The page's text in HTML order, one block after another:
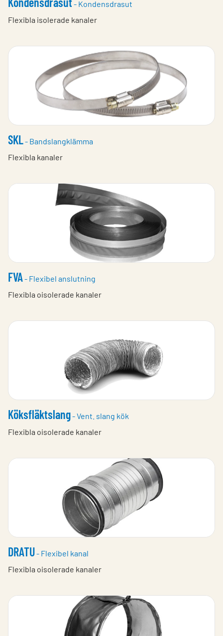
- Kondensdrasut
Flexibla isolerade kanaler
SKL- Bandslangklämma
Flexibla kanaler
FVA- Flexibel anslutning
Flexibla oisolerade kanaler
Köksfläktslang- Vent. slang kök
Flexibla oisolerade kanaler
DRATU- Flexibel kanal
Flexibla oisolerade kanaler